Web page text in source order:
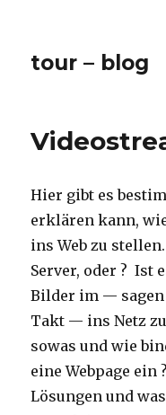
tour – blog
Hier gibt es
erklären kann,
ins Web zu
Server, oder ? Ist
Bilder im — sagen
Takt — ins Netz
sowas und wie
eine Webpage
Lösungen und